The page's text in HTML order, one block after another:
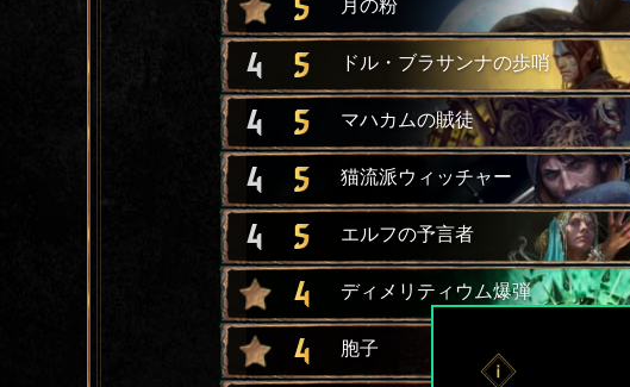
5 月の粉
4 5 ドル・ブラサンナの歩哨
4 5 マハカムの賊徒
4 5 猫流派ウィッチャー
4 5 エルフの予言者
4 ディメリティウム爆弾
4 胞子